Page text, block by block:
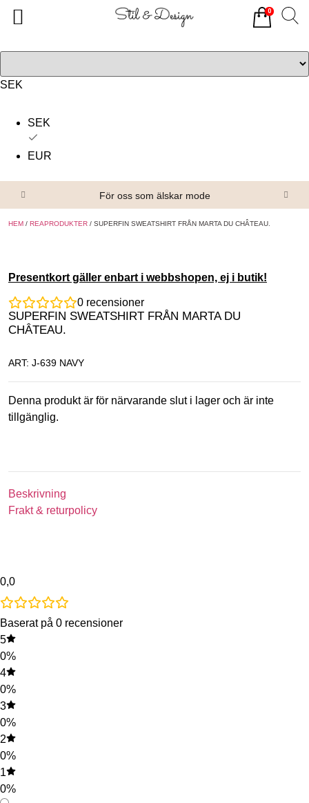
SEK
SEK
EUR
För oss som älskar mode
HEM / REAPRODUKTER / SUPERFIN SWEATSHIRT FRÅN MARTA DU CHÂTEAU.
Presentkort gäller enbart i webbshopen, ej i butik!
0 recensioner
SUPERFIN SWEATSHIRT FRÅN MARTA DU
CHÂTEAU.
ART: J-639 NAVY
Denna produkt är för närvarande slut i lager och är inte
tillgänglig.
Beskrivning
Frakt & returpolicy
0,0
Baserat på 0 recensioner
5
0%
4
0%
3
0%
2
0%
1
0%
0
Alla produkter
Om oss